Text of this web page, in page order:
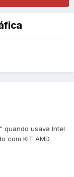
quando usava Intel
com KIT AMD.